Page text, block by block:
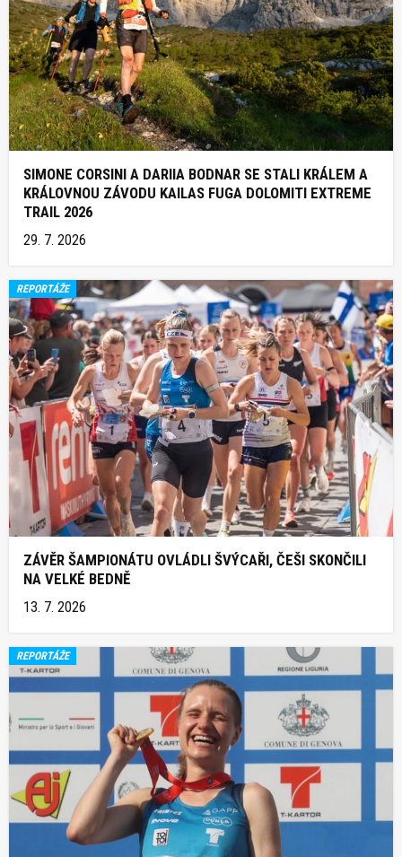
SIMONE CORSINI A DARIIA BODNAR SE STALI KRÁLEM A
KRÁLOVNOU ZÁVODU KAILAS FUGA DOLOMITI EXTREME
TRAIL 2026
29. 7. 2026
REPORTÁŽE
ZÁVĚR ŠAMPIONÁTU OVLÁDLI ŠVÝCAŘI, ČEŠI SKONČILI
NA VELKÉ BEDNĚ
13. 7. 2026
REPORTÁŽE